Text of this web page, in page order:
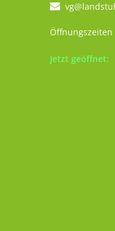
Öffnungszeiten
Klicken, um
Jetzt geöffnet: